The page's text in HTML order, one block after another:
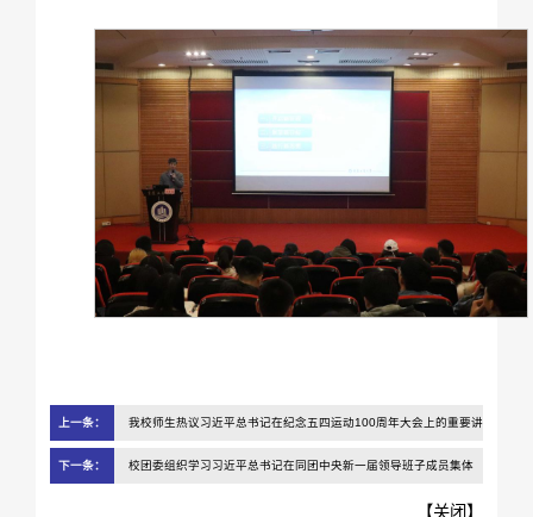
上一条： 我校师生热议习近平总书记在纪念五四运动100周年大会上的重要讲
话
下一条： 校团委组织学习习近平总书记在同团中央新一届领导班子成员集体
【关闭 】